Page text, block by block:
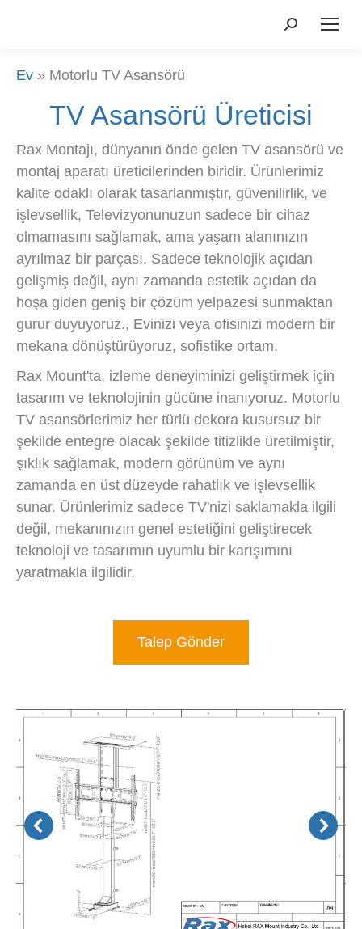
Aramak:
Ev » Motorlu TV Asansörü
TV Asansörü Üreticisi
Rax Montajı, dünyanın önde gelen TV asansörü ve
montaj aparatı üreticilerinden biridir. Ürünlerimiz
kalite odaklı olarak tasarlanmıştır, güvenilirlik, ve
işlevsellik, Televizyonunuzun sadece bir cihaz
olmamasını sağlamak, ama yaşam alanınızın
ayrılmaz bir parçası. Sadece teknolojik açıdan
gelişmiş değil, aynı zamanda estetik açıdan da
hoşa giden geniş bir çözüm yelpazesi sunmaktan
gurur duyuyoruz., Evinizi veya ofisinizi modern bir
mekana dönüştürüyoruz, sofistike ortam.
Rax Mount'ta, izleme deneyiminizi geliştirmek için
tasarım ve teknolojinin gücüne inanıyoruz. Motorlu
TV asansörlerimiz her türlü dekora kusursuz bir
şekilde entegre olacak şekilde titizlikle üretilmiştir,
şıklık sağlamak, modern görünüm ve aynı
zamanda en üst düzeyde rahatlık ve işlevsellik
sunar. Ürünlerimiz sadece TV'nizi saklamakla ilgili
değil, mekanınızın genel estetiğini geliştirecek
teknoloji ve tasarımın uyumlu bir karışımını
yaratmakla ilgilidir.
Talep Gönder